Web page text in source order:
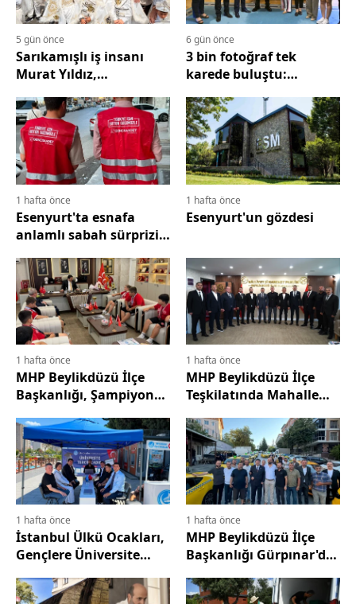
5 gün önce
Sarıkamışlı iş insanı
Murat Yıldız,
çocuğun mutluluğuna
ortak oldu
6 gün önce
3 bin fotoğraf tek
karede buluştu:
anlamlı Atatürk
hediyesi
1 hafta önce
Esenyurt'ta esnafa
anlamlı sabah sürprizi:
Allah'tan"
1 hafta önce
Esenyurt'un gözdesi
1 hafta önce
MHP Beylikdüzü İlçe
Başkanlığı, Şampiyon
1 hafta önce
MHP Beylikdüzü İlçe
Teşkilatında Mahalle
Görevlendirmeler
1 hafta önce
İstanbul Ülkü Ocakları,
Gençlere Üniversite
Danışmanlık Sunuyor
1 hafta önce
MHP Beylikdüzü İlçe
Başkanlığı Gürpınar'da
buluştu